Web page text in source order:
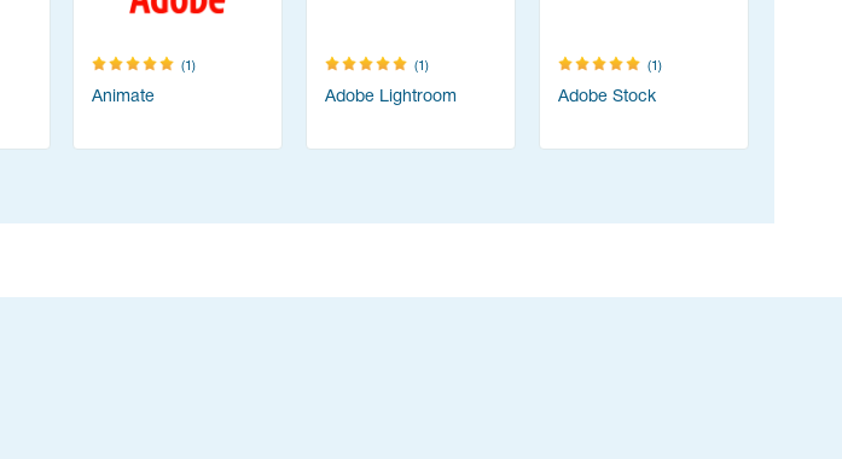
(1)
Animate
(1)
Adobe Lightroom
(1)
Adobe Stock